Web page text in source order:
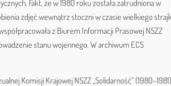
Fakt, że w 1980 roku została zatrudniona w
zdjęć wewnątrz stoczni w czasie wielkiego
z Biurem Informacji Prasowej NSZZ
stanu wojennego. W archiwum ECS
Komisji Krajowej NSZZ „Solidarność”